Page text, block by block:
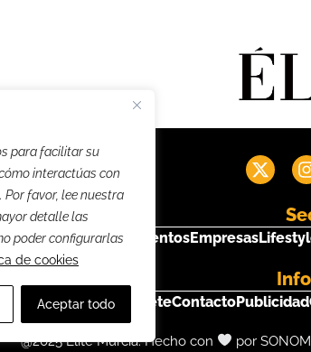
para facilitar su
interactúas con
favor, lee nuestra
detalle las
poder configurarlas
de cookies
Aceptar todo
Entrevistas EventosEmpresas
SuscríbeteContactoPublicidad
@2025 Élite Murcia. Hecho con por